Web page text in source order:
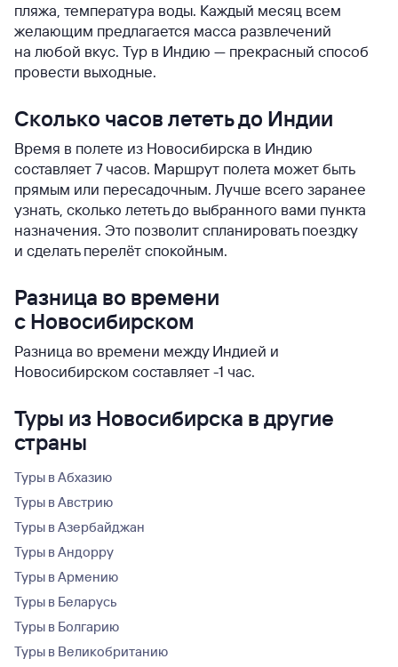
пляжа, температура воды. Каждый месяц всем
желающим предлагается масса развлечений
на любой вкус. Тур в Индию — прекрасный способ
провести выходные.
Сколько часов лететь до Индии
Время в полете из Новосибирска в Индию
составляет 7 часов. Маршрут полета может быть
прямым или пересадочным. Лучше всего заранее
узнать, сколько лететь до выбранного вами пункта
назначения. Это позволит спланировать поездку
и сделать перелёт спокойным.
Разница во времени
с Новосибирском
Разница во времени между Индией и
Новосибирском составляет -1 час.
Туры из Новосибирска в другие
страны
Туры в Абхазию
Туры в Австрию
Туры в Азербайджан
Туры в Андорру
Туры в Армению
Туры в Беларусь
Туры в Болгарию
Туры в Великобританию